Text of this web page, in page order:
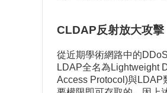
CLDAP反射放大攻擊
從近期學術網路中的
LDAP全名為Lightweight
Access Protocol)與LDAP